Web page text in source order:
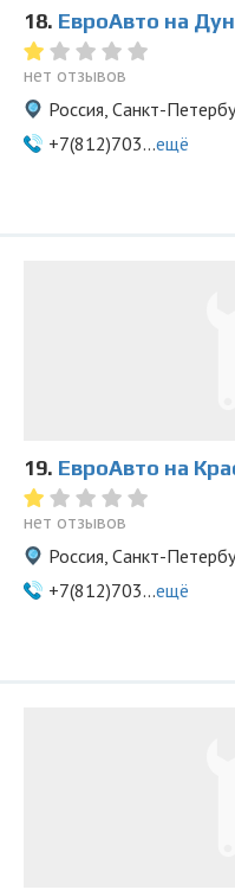
18. ЕвроАвто на
нет отзывов
Россия, Санкт-
+7(812)703...ещё
19. ЕвроАвто на
нет отзывов
Россия, Санкт-
+7(812)703...ещё